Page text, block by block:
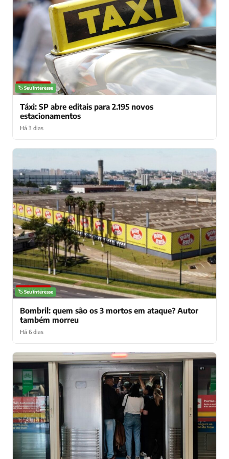
NOTÍCIAS
🏷️ Seu interesse
Táxi: SP abre editais para 2.195 novos
estacionamentos
Há 3 dias
NOTÍCIAS
🏷️ Seu interesse
Bombril: quem são os 3 mortos em ataque? Autor
também morreu
Há 6 dias